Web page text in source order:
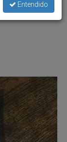
Entendido